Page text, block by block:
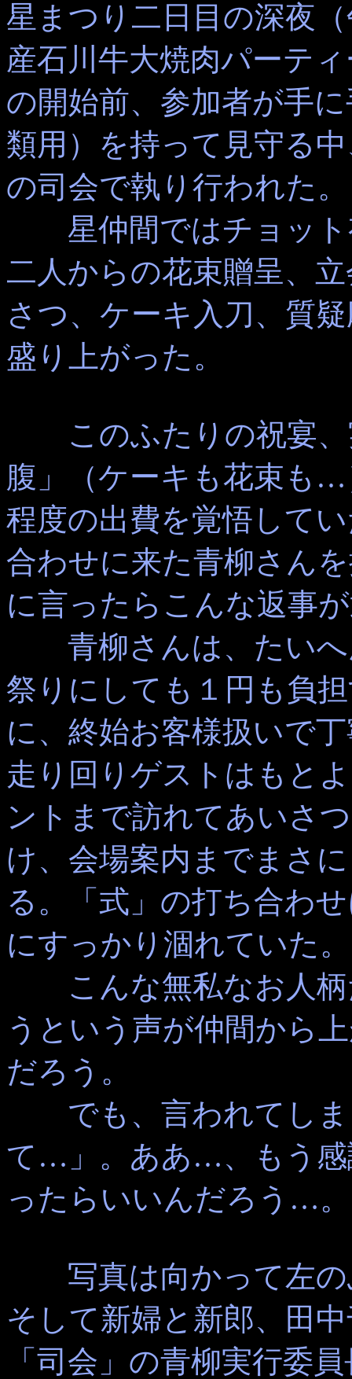
星まつり二日目の深夜
産石川牛大焼肉パーテ
の開始前、参加者が手
類用）を持って見守る
の司会で執り行われた。
星仲間ではチョット
二人からの花束贈呈、
さつ、ケーキ入刀、質
盛り上がった。
このふたりの祝宴、
腹」（ケーキも花束も
程度の出費を覚悟して
合わせに来た青柳さん
に言ったらこんな返事
青柳さんは、たいへ
祭りにしても１円も負
に、終始お客様扱いで
走り回りゲストはもと
ントまで訪れてあいさ
け、会場案内までまさ
る。「式」の打ち合わ
にすっかり涸れていた。
こんな無私なお人柄
うという声が仲間から
だろう。
でも、言われてしま
て…」。ああ…、もう感
ったらいいんだろう…。
写真は向かって左の
そして新婦と新郎、田
「司会」の青柳実行委